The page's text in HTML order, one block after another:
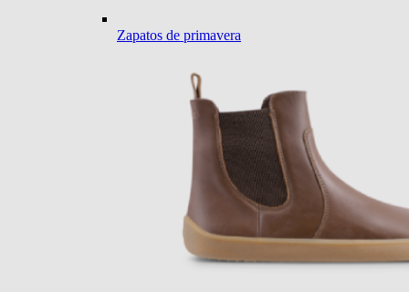
Zapatos de primavera